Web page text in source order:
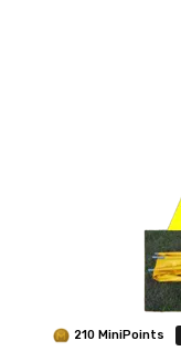
210 MiniPoints